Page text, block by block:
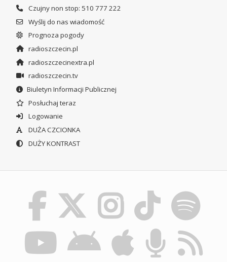
Czujny non stop: 510 777 222
Wyślij do nas wiadomość
Prognoza pogody
radioszczecin.pl
radioszczecinextra.pl
radioszczecin.tv
Biuletyn Informacji Publicznej
Posłuchaj teraz
Logowanie
DUŻA CZCIONKA
DUŻY KONTRAST